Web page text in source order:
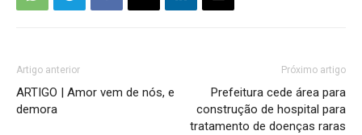
Artigo anterior
ARTIGO | Amor vem de nós, e
demora
Próximo artigo
Prefeitura cede área para
construção de hospital para
tratamento de doenças raras